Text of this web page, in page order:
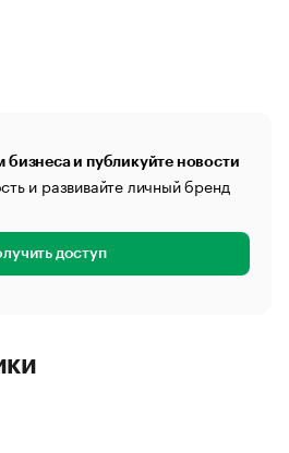
бизнеса и публикуйте новости
и развивайте личный бренд
доступ